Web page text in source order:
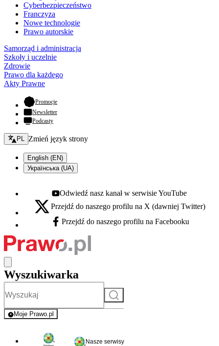
Cyberbezpieczeństwo
Franczyza
Nowe technologie
Prawo autorskie
Samorząd i administracja
Szkoły i uczelnie
Zdrowie
Prawo dla każdego
Akty Prawne
Promocje- otwiera się w nowej karcie
Newsletter
Podcasty
Zmień język - bieżący:
PL Zmień język strony
English (EN)
Українська (UA)
Youtube - otwiera się w nowej karcie
Odwiedź nasz kanał w serwisie YouTube
X - otwiera się w nowej karcie
Przejdź do naszego profilu na X (dawniej Twitter)
Facebook - otwiera się w nowej karcie
Przejdź do naszego profilu na Facebooku
Wyszukiwarka
Szukaj
Moje Prawo.pl
- rejestracja i logowanie do serwisu
Nasze serwisy